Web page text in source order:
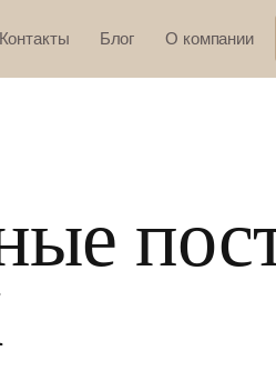
О компании
Блог
Контакты